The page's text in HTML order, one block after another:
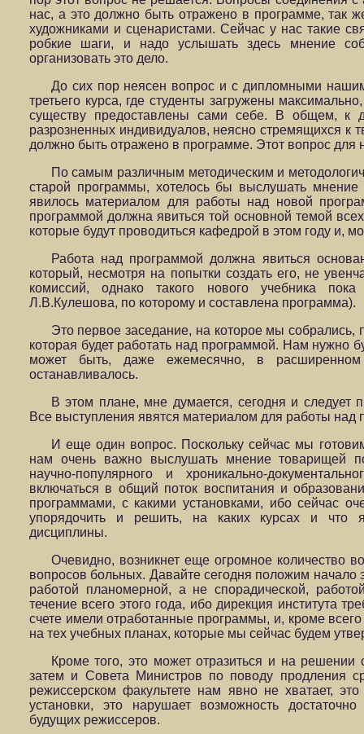
нас, а это должно быть отражено в программе, так
художниками и сценаристами. Сейчас у нас такие
робкие шаги, и надо услышать здесь мнение
организовать это дело.
До сих пор неясен вопрос и с дипломными
третьего курса, где студенты загружены
существу предоставлены сами себе. В общем, к
разрозненных индивидуалов, неясно стремящихся к
должно быть отражено в программе. Этот вопрос
По самым различным методическим и
старой программы, хотелось бы выслушать мнение
явилось материалом для работы над новой
программой должна явиться той основной темой
которые будут проводиться кафедрой в этом году и,
Работа над программой должна явиться
который, несмотря на попытки создать его, не
комиссий, однако такого нового учебника
Л.В.Кулешова, по которому и составлена программа).
Это первое заседание, на которое мы
которая будет работать над программой. Нам нужно
может быть, даже ежемесячно, в
останавливалось.
В этом плане, мне думается, сегодня и следует
Все выступления явятся материалом для работы над
И еще один вопрос. Поскольку сейчас мы
нам очень важно выслушать мнение товарищей
научно-популярного и хроникально-
включаться в общий поток воспитания и
программами, с какими установками, ибо сейчас
упорядочить и решить, на каких курсах и что
дисциплины.
Очевидно, возникнет еще огромное количество
вопросов больных. Давайте сегодня положим начало
работой планомерной, а не спорадической,
течение всего этого года, ибо дирекция института
счете имели отработанные программы, и, кроме
на тех учебных планах, которые мы сейчас будем
Кроме того, это может отразиться и на решении
затем и Совета Министров по поводу продления
режиссерском факультете нам явно не хватает,
установки, это нарушает возможность
будущих режиссеров.